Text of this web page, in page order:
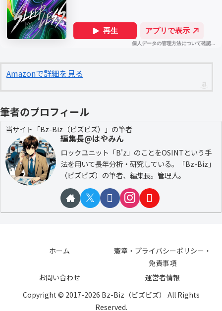
Amazonで詳細を見る
筆者のプロフィール
当サイト「Bz-Biz（ビズビズ）」の筆者
編集長@はやみん
ロックユニット「B'z」のことをOSINTという手
法を用いて長年分析・研究している。「Bz-Biz」
（ビズビズ）の筆者、編集長。管理人。
ホーム
憲章・プライバシーポリシー・
免責事項
お問い合わせ
運営者情報
Copyright © 2017-2026 Bz-Biz（ビズビズ） All Rights
Reserved.